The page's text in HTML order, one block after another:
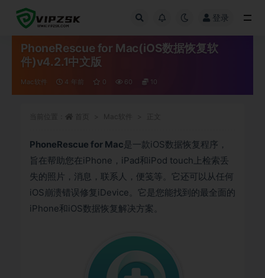
登录
PhoneRescue for Mac(iOS数据恢复软
件)v4.2.1中文版
Mac软件 4 年前 0 60 10
PhoneRescue for Mac是一款iOS数据恢复程序，
旨在帮助您在iPhone，iPad和iPod touch上检索丢
失的照片，消息，联系人，便笺等。它还可以从任何
iOS崩溃错误修复iDevice。它是您能找到的最全面的
iPhone和iOS数据恢复解决方案。